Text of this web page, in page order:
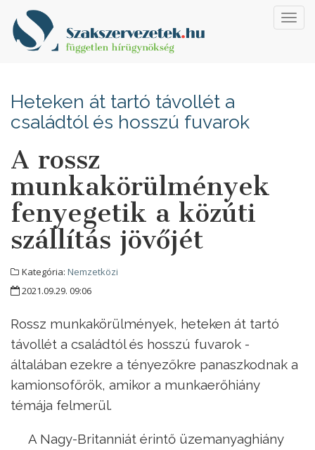
Heteken át tartó távollét a
családtól és hosszú fuvarok
A rossz
munkakörülmények
fenyegetik a közúti
szállítás jövőjét
Kategória: Nemzetközi
2021.09.29. 09:06
Rossz munkakörülmények, heteken át tartó
távollét a családtól és hosszú fuvarok -
általában ezekre a tényezőkre panaszkodnak a
kamionsofőrök, amikor a munkaerőhiány
témája felmerül.
A Nagy-Britanniát érintő üzemanyaghiány